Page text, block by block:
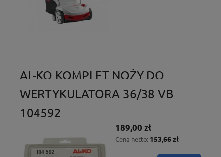
AL-KO KOMPLET NOŻY DO
WERTYKULATORA 36/38 VB
104592
189,00 zł
Cena netto: 153,66 zł